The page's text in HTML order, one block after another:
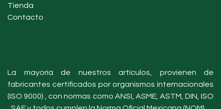
Tienda
Contacto
La mayoría de nuestros artículos, provienen de
fabricantes certificados por organismos internacionales
(ISO 9000) , con normas como ANSI, ASME, ASTM, DIN, ISO